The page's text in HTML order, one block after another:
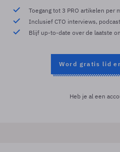
Toegang tot 3 PRO artikelen per
Inclusief CTO interviews,
Blijf up-to-date over de laatste
Word gratis lid
Heb je al een